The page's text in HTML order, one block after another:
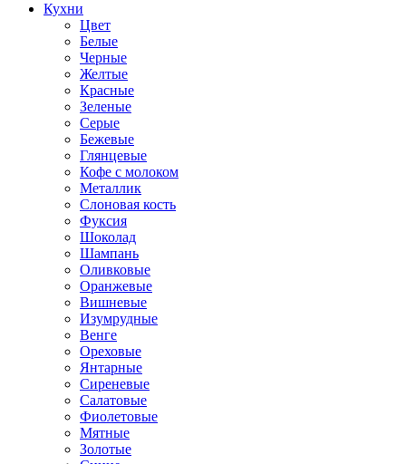
Кухни
Цвет
Белые
Черные
Желтые
Красные
Зеленые
Серые
Бежевые
Глянцевые
Кофе с молоком
Металлик
Слоновая кость
Фуксия
Шоколад
Шампань
Оливковые
Оранжевые
Вишневые
Изумрудные
Венге
Ореховые
Янтарные
Сиреневые
Салатовые
Фиолетовые
Мятные
Золотые